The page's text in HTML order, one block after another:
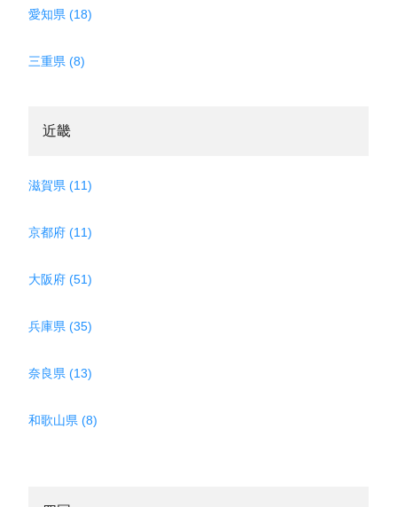
愛知県 (18)
三重県 (8)
近畿
滋賀県 (11)
京都府 (11)
大阪府 (51)
兵庫県 (35)
奈良県 (13)
和歌山県 (8)